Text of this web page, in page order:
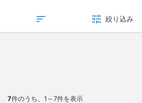
絞り込み
7件のうち、 1～7件を表示